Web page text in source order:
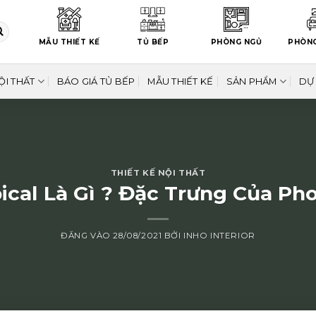
MẪU THIẾT KẾ TỦ BẾP PHÒNG NGỦ
THẤT BÁO GIÁ TỦ BẾP MẪU THIẾT KẾ SẢN PHẨM DỰ
THIẾT KẾ NỘI THẤT
Là Gì ? Đặc Trưng Của
ĐĂNG VÀO28/08/2021 BỞI INHO INTERIOR